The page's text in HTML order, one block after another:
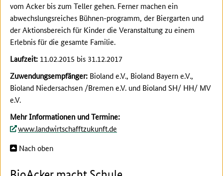
vom Acker bis zum Teller gehen. Ferner machen ein
abwechslungsreiches Bühnen-programm, der Biergarten und
der Aktionsbereich für Kinder die Veranstaltung zu einem
Erlebnis für die gesamte Familie.
Laufzeit: 11.02.2015 bis 31.12.2017
Zuwendungsempfänger: Bioland e.V., Bioland Bayern e.V.,
Bioland Niedersachsen /Bremen e.V. und Bioland SH/ HH/ MV
e.V.
Mehr Informationen und Termine:
www.landwirtschafftzukunft.de
Nach oben